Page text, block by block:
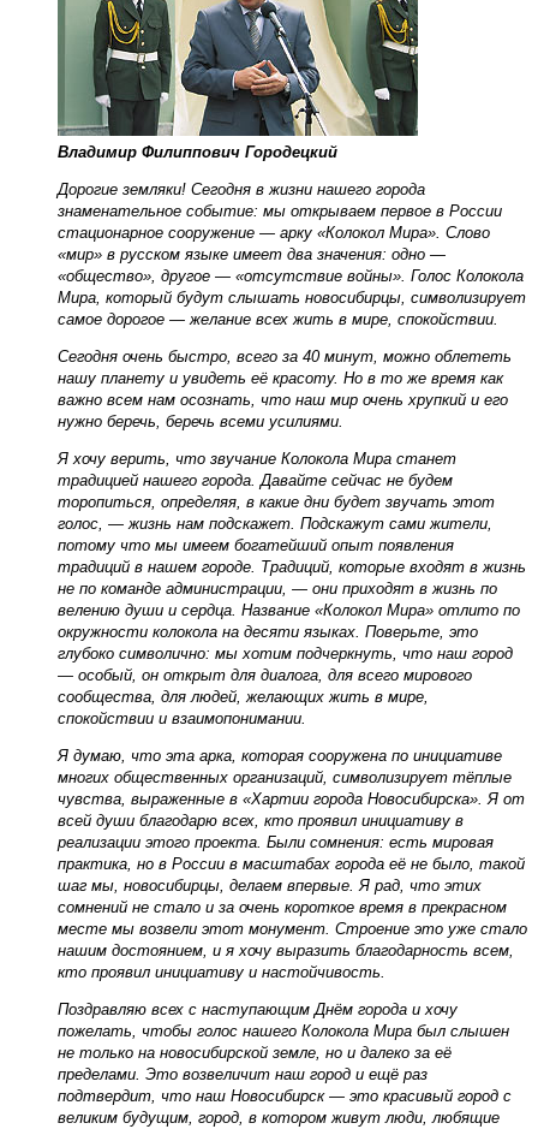
Владимир Филиппович Городецкий
Дорогие земляки! Сегодня в жизни нашего города
знаменательное событие: мы открываем первое в России
стационарное сооружение — арку «Колокол Мира». Слово
«мир» в русском языке имеет два значения: одно —
«общество», другое — «отсутствие войны». Голос Колокола
Мира, который будут слышать новосибирцы, символизирует
самое дорогое — желание всех жить в мире, спокойствии.
Сегодня очень быстро, всего за 40 минут, можно облететь
нашу планету и увидеть её красоту. Но в то же время как
важно всем нам осознать, что наш мир очень хрупкий и его
нужно беречь, беречь всеми усилиями.
Я хочу верить, что звучание Колокола Мира станет
традицией нашего города. Давайте сейчас не будем
торопиться, определяя, в какие дни будет звучать этот
голос, — жизнь нам подскажет. Подскажут сами жители,
потому что мы имеем богатейший опыт появления
традиций в нашем городе. Традиций, которые входят в жизнь
не по команде администрации, — они приходят в жизнь по
велению души и сердца. Название «Колокол Мира» отлито по
окружности колокола на десяти языках. Поверьте, это
глубоко символично: мы хотим подчеркнуть, что наш город
— особый, он открыт для диалога, для всего мирового
сообщества, для людей, желающих жить в мире,
спокойствии и взаимопонимании.
Я думаю, что эта арка, которая сооружена по инициативе
многих общественных организаций, символизирует тёплые
чувства, выраженные в «Хартии города Новосибирска». Я от
всей души благодарю всех, кто проявил инициативу в
реализации этого проекта. Были сомнения: есть мировая
практика, но в России в масштабах города её не было, такой
шаг мы, новосибирцы, делаем впервые. Я рад, что этих
сомнений не стало и за очень короткое время в прекрасном
месте мы возвели этот монумент. Строение это уже стало
нашим достоянием, и я хочу выразить благодарность всем,
кто проявил инициативу и настойчивость.
Поздравляю всех с наступающим Днём города и хочу
пожелать, чтобы голос нашего Колокола Мира был слышен
не только на новосибирской земле, но и далеко за её
пределами. Это возвеличит наш город и ещё раз
подтвердит, что наш Новосибирск — это красивый город с
великим будущим, город, в котором живут люди, любящие